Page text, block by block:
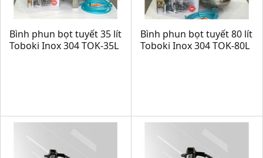
Bình phun bọt tuyết 35 lít
Toboki Inox 304 TOK-35L
Bình phun bọt tuyết 80 lít
Toboki Inox 304 TOK-80L